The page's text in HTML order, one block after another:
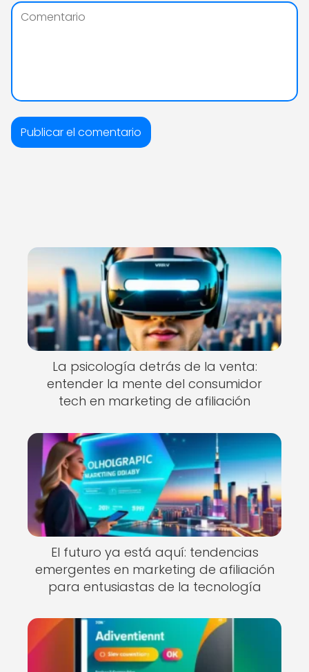
La psicología detrás de la venta:
entender la mente del consumidor
tech en marketing de afiliación
El futuro ya está aquí: tendencias
emergentes en marketing de afiliación
para entusiastas de la tecnología